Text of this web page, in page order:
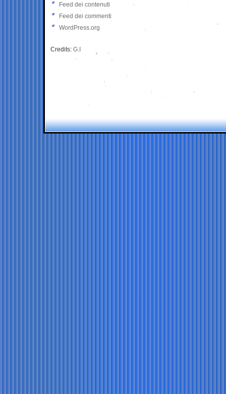
Feed dei contenuti
Feed dei commenti
WordPress.org
Credits: G.I